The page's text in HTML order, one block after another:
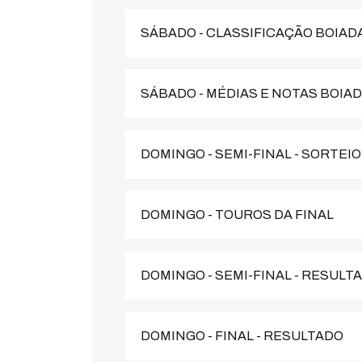
SÁBADO - CLASSIFICAÇÃO
SÁBADO - MÉDIAS E NOTAS
DOMINGO - SEMI-FINAL - SORTEIO
DOMINGO - TOUROS DA FINAL
DOMINGO - SEMI-FINAL -
DOMINGO - FINAL - RESULTADO